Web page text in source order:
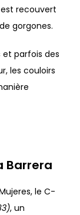
est recouvert
gorgones.
et parfois des
les couloirs
Barrera
le C-
, un